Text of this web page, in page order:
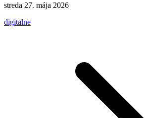
streda 27. mája 2026
digitalne